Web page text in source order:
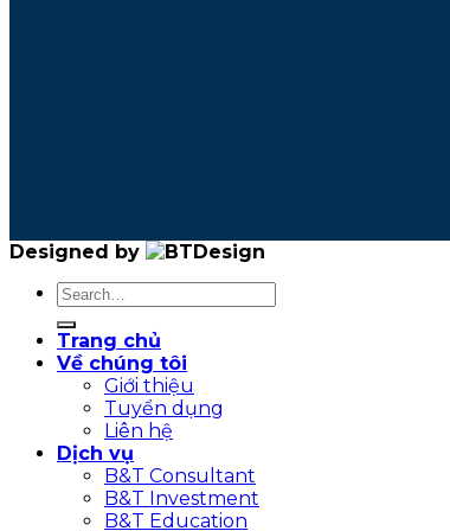
Designed by
Trang chủ
Về chúng tôi
Giới thiệu
Tuyển dụng
Liên hệ
Dịch vụ
B&T Consultant
B&T Investment
B&T Education